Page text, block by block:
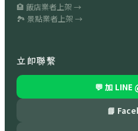
🏨 飯店業者上架 →
🏞 景點業者上架 →
立即聯繫
💬 加 LINE
📘